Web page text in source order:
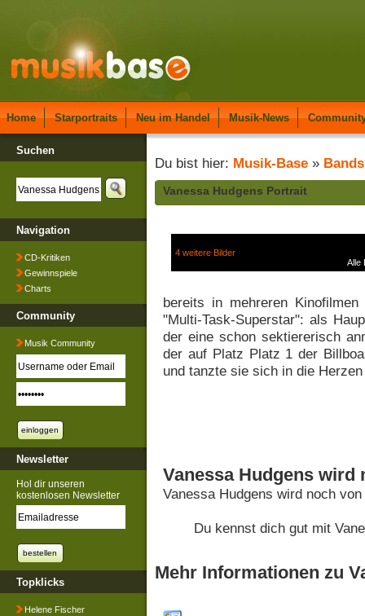
Home Starportraits Neu im Handel Musik-News
Suchen
Navigation
CD-Kritiken
Gewinnspiele
Charts
Community
Musik Community
Newsletter
Hol dir unseren
kostenlosen Newsletter
Topklicks
Helene Fischer
Du bist hier: Musik-Base » Bands
Vanessa Hudgens Portrait
4 weitere Bilder
Alle
bereits in mehreren
"Multi-Task-Superstar": als
der eine schon sektiererisch
der auf Platz Platz 1 der
und tanzte sie sich in die
Vanessa Hudgens wird
Vanessa Hudgens wird noch
Du kennst dich gut mit
Mehr Informationen zu